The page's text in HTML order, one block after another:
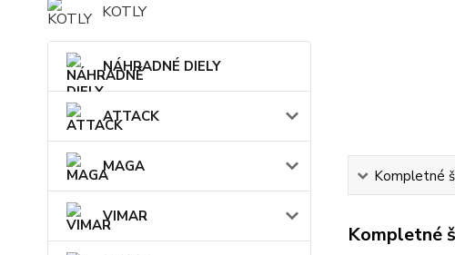
KOTLY
NÁHRADNÉ DIELY
ATTACK
MAGA
VIMAR
Kompletné
Kompletné